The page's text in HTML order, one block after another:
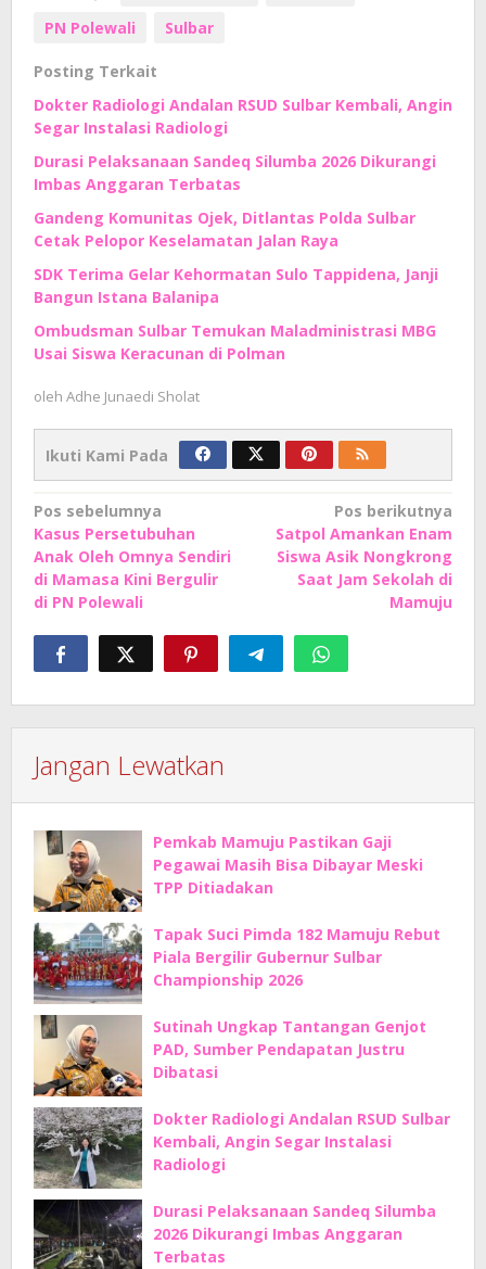
PN Polewali
Sulbar
Posting Terkait
Dokter Radiologi Andalan RSUD Sulbar Kembali, Angin
Segar Instalasi Radiologi
Durasi Pelaksanaan Sandeq Silumba 2026 Dikurangi
Imbas Anggaran Terbatas
Gandeng Komunitas Ojek, Ditlantas Polda Sulbar
Cetak Pelopor Keselamatan Jalan Raya
SDK Terima Gelar Kehormatan Sulo Tappidena, Janji
Bangun Istana Balanipa
Ombudsman Sulbar Temukan Maladministrasi MBG
Usai Siswa Keracunan di Polman
oleh Adhe Junaedi Sholat
Ikuti Kami Pada
Navigasi
pos
Pos sebelumnya
Kasus Persetubuhan
Anak Oleh Omnya Sendiri
di Mamasa Kini Bergulir
di PN Polewali
Pos berikutnya
Satpol Amankan Enam
Siswa Asik Nongkrong
Saat Jam Sekolah di
Mamuju
Jangan Lewatkan
Pemkab Mamuju Pastikan Gaji
Pegawai Masih Bisa Dibayar Meski
TPP Ditiadakan
Tapak Suci Pimda 182 Mamuju Rebut
Piala Bergilir Gubernur Sulbar
Championship 2026
Sutinah Ungkap Tantangan Genjot
PAD, Sumber Pendapatan Justru
Dibatasi
Dokter Radiologi Andalan RSUD Sulbar
Kembali, Angin Segar Instalasi
Radiologi
Durasi Pelaksanaan Sandeq Silumba
2026 Dikurangi Imbas Anggaran
Terbatas